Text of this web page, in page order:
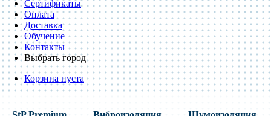
Сертификаты
Оплата
Доставка
Обучение
Контакты
Выбрать город
Корзина пуста